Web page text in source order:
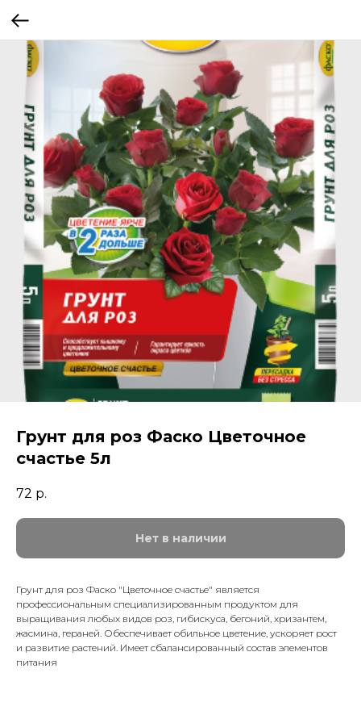
Грунт для роз Фаско Цветочное
счастье 5л
72 р.
Нет в наличии
Грунт для роз Фаско "Цветочное счастье" является
профессиональным специализированным продуктом для
выращивания любых видов роз, гибискуса, бегоний, хризантем,
жасмина, гераней. Обеспечивает обильное цветение, ускоряет рост
и развитие растений. Имеет сбалансированный состав элементов
питания